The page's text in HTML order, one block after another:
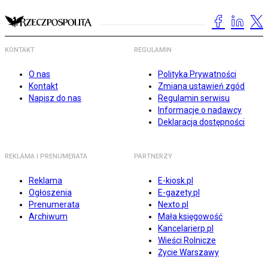
KONTAKT
O nas
Kontakt
Napisz do nas
REGULAMIN
Polityka Prywatności
Zmiana ustawień zgód
Regulamin serwisu
Informacje o nadawcy
Deklaracja dostępności
REKLAMA I PRENUMERATA
Reklama
Ogłoszenia
Prenumerata
Archiwum
PARTNERZY
E-kiosk.pl
E-gazety.pl
Nexto.pl
Mała księgowość
Kancelarierp.pl
Wieści Rolnicze
Życie Warszawy